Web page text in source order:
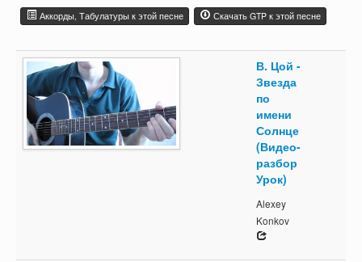
Аккорды, Табулатуры к этой песне Скачать GTP к этой песне
В. Цой -
Звезда
по
имени
Солнце
(Видео-
разбор
Урок)
Alexey
Konkov